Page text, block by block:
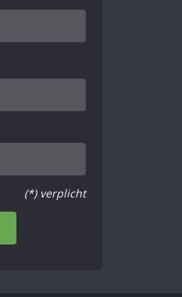
(*) verplicht